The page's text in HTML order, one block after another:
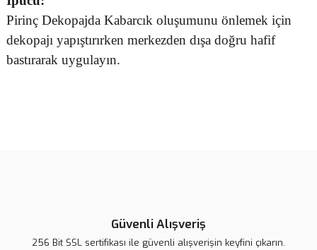
Pirinç Dekopajda Kabarcık oluşumunu önlemek için
dekopajı yapıştırırken merkezden dışa doğru hafif
bastırarak uygulayın.
Güvenli Alışveriş
256 Bit SSL sertifikası ile güvenli alışverişin keyfini çıkarın.